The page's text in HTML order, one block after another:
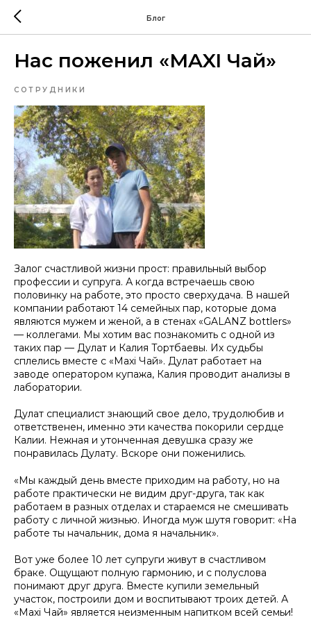
Блог
Нас поженил «MAXI Чай»
СОТРУДНИКИ
Залог счастливой жизни прост: правильный выбор
профессии и супруга. А когда встречаешь свою
половинку на работе, это просто сверхудача. В нашей
компании работают 14 семейных пар, которые дома
являются мужем и женой, а в стенах «GALANZ bottlers»
— коллегами. Мы хотим вас познакомить с одной из
таких пар — Дулат и Калия Тортбаевы. Их судьбы
сплелись вместе с «Maxi Чaй». Дулат работает на
заводе оператором купажа, Калия проводит анализы в
лаборатории.
Дулат специалист знающий свое дело, трудолюбив и
ответственен, именно эти качества покорили сердце
Калии. Нежная и утонченная девушка сразу же
понравилась Дулату. Вскоре они поженились.
«Мы каждый день вместе приходим на работу, но на
работе практически не видим друг-друга, так как
работаем в разных отделах и стараемся не смешивать
работу с личной жизнью. Иногда муж шутя говорит: «На
работе ты начальник, дома я начальник».
Вот уже более 10 лет супруги живут в счастливом
браке. Ощущают полную гармонию, и с полуслова
понимают друг друга. Вместе купили земельный
участок, построили дом и воспитывают троих детей. А
«Maxi Чай» является неизменным напитком всей семьи!